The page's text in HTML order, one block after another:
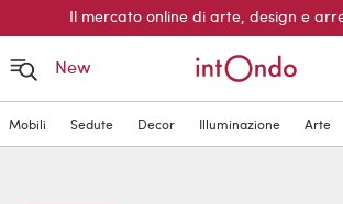
Il mercato online di arte, design e
New
Mobili Sedute Decor Illuminazione Arte